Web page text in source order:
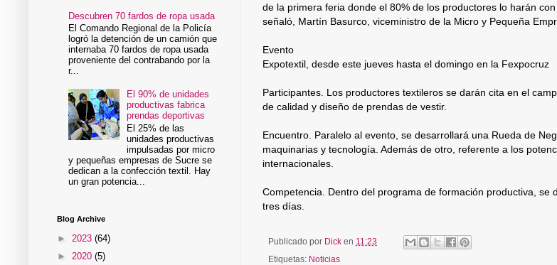
de la primera feria donde el 80% de los productores lo harán
señaló, Martín Basurco, viceministro de la Micro y Pequeña
Evento
Expotextil, desde este jueves hasta el domingo en la Fexpocruz
Participantes. Los productores textileros se darán cita en el
de calidad y diseño de prendas de vestir.
Encuentro. Paralelo al evento, se desarrollará una Rueda de
maquinarias y tecnología. Además de otro, referente a los
internacionales.
Competencia. Dentro del programa de formación productiva, se
tres días.
Publicado por Dick en 11:23
Etiquetas: Noticias
Descubren 70 fardos de ropa usada
El Comando Regional de la Policía
logró la detención de un camión que
internaba 70 fardos de ropa usada
proveniente del contrabando por la
r...
El 90% de unidades
productivas fabrica
prendas deportivas
El 25% de las
unidades productivas
impulsadas por micro
y pequeñas empresas de Sucre se
dedican a la confección textil. Hay
un gran potencia...
Blog Archive
► 2023 (64)
► 2020 (5)